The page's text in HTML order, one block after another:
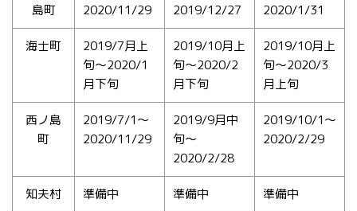
島町
2020/11/29
2019/12/27
2020/1/31
海士町
2019/7月上
旬〜2020/1
月下旬
2019/10月上
旬〜2020/2
月下旬
2019/10月上
旬〜2020/3
月上旬
西ノ島
町
2019/7/1〜
2020/11/29
2019/9月中
旬〜
2020/2/28
2019/10/1〜
2020/2/29
知夫村 準備中 準備中 準備中